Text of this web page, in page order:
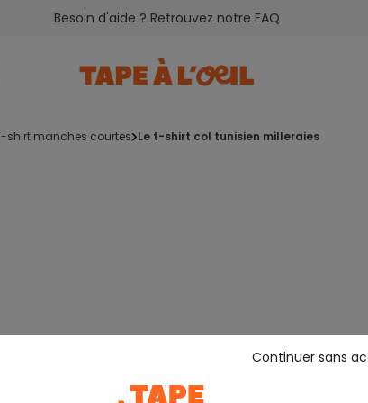
Besoin d'aide ? Retrouvez notre FAQ
t-shirt manches courtes le t-shirt col tunisien milleraies
Continuer sans